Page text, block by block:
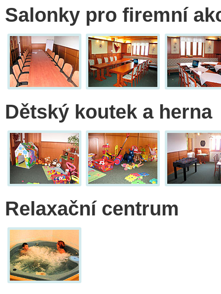
Salonky pro firemní
Dětský koutek a herna
Relaxační centrum